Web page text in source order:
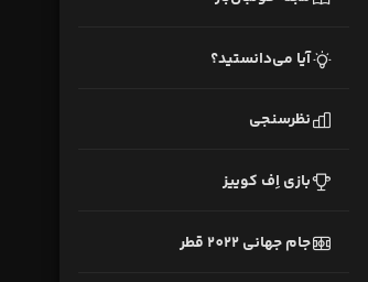
آیا می‌دانستید؟
نظرسنجی
بازی اِف کوییز
جام جهانی 2022 قطر